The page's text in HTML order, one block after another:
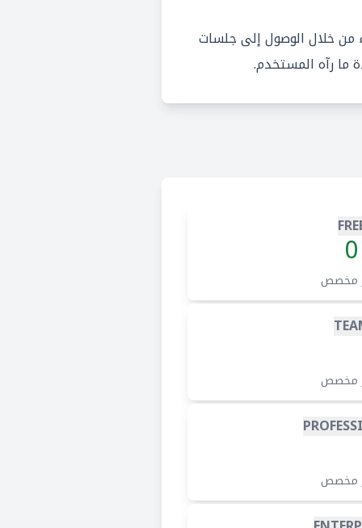
من خلال الوصول إلى جلسات
ما رآه المستخدم.
0
مخصص
مخصص
مخصص